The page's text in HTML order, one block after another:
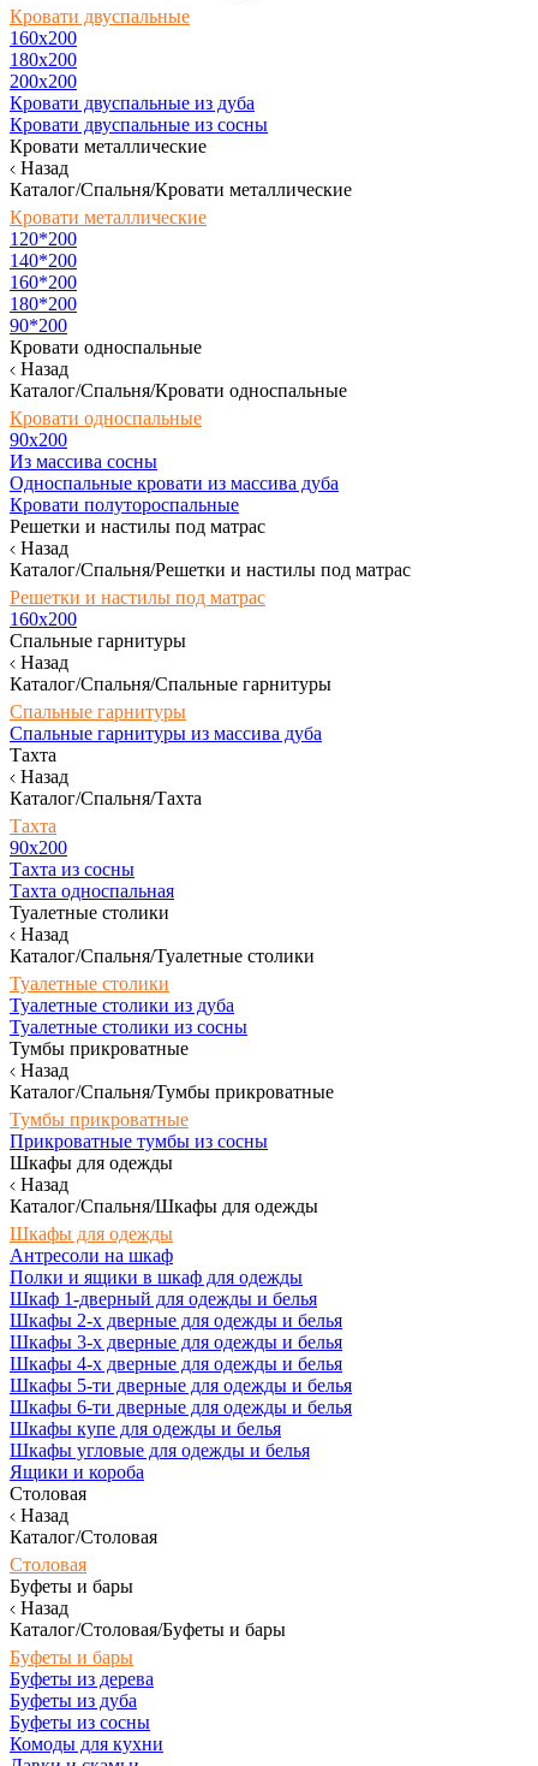
Кровати двуспальные
160х200
180x200
200x200
Кровати двуспальные из дуба
Кровати двуспальные из сосны
Кровати металлические
Назад
Каталог/Спальня/Кровати металлические
Кровати металлические
120*200
140*200
160*200
180*200
90*200
Кровати односпальные
Назад
Каталог/Спальня/Кровати односпальные
Кровати односпальные
90х200
Из массива сосны
Односпальные кровати из массива дуба
Кровати полутороспальные
Решетки и настилы под матрас
Назад
Каталог/Спальня/Решетки и настилы под матрас
Решетки и настилы под матрас
160х200
Спальные гарнитуры
Назад
Каталог/Спальня/Спальные гарнитуры
Спальные гарнитуры
Спальные гарнитуры из массива дуба
Тахта
Назад
Каталог/Спальня/Тахта
Тахта
90х200
Тахта из сосны
Тахта односпальная
Туалетные столики
Назад
Каталог/Спальня/Туалетные столики
Туалетные столики
Туалетные столики из дуба
Туалетные столики из сосны
Тумбы прикроватные
Назад
Каталог/Спальня/Тумбы прикроватные
Тумбы прикроватные
Прикроватные тумбы из сосны
Шкафы для одежды
Назад
Каталог/Спальня/Шкафы для одежды
Шкафы для одежды
Антресоли на шкаф
Полки и ящики в шкаф для одежды
Шкаф 1-дверный для одежды и белья
Шкафы 2-х дверные для одежды и белья
Шкафы 3-х дверные для одежды и белья
Шкафы 4-х дверные для одежды и белья
Шкафы 5-ти дверные для одежды и белья
Шкафы 6-ти дверные для одежды и белья
Шкафы купе для одежды и белья
Шкафы угловые для одежды и белья
Ящики и короба
Столовая
Назад
Каталог/Столовая
Столовая
Буфеты и бары
Назад
Каталог/Столовая/Буфеты и бары
Буфеты и бары
Буфеты из дерева
Буфеты из дуба
Буфеты из сосны
Комоды для кухни